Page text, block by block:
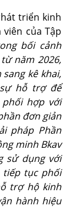
triển kinh
viên của Tập
bối cảnh
năm 2026,
kê khai,
hỗ trợ để
hợp với
đơn giản
pháp Phần
minh Bkav
sử dụng với
tiếp tục phối
trợ hộ kinh
hành hiệu